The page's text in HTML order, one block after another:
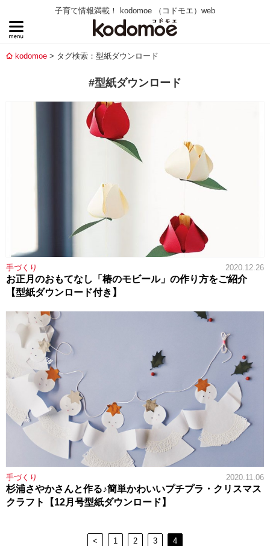
子育て情報満載！ kodomoe （コドモエ）web
kodomoe タグ検索：型紙ダウンロード
#型紙ダウンロード
手づくり 2020.12.26
お正月のおもてなし「椿のモビール」の作り方をご紹介
【型紙ダウンロード付き】
手づくり 2020.11.06
杉浦さやかさんと作る♪簡単かわいいプチプラ・クリスマス
クラフト【12月号型紙ダウンロード】
< 1 2 3 4